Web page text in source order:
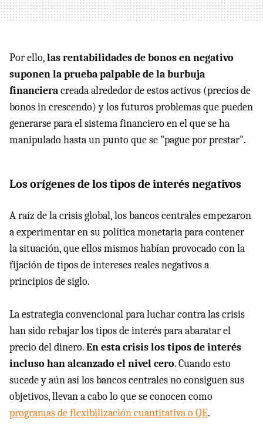
Por ello,las rentabilidades de bonos en negativo
suponen la prueba palpable de la burbuja
financieracreada alrededor de estos activos (precios de
bonos in crescendo) y los futuros problemas que pueden
generarse para el sistema financiero en el que se ha
manipulado hasta un punto que se "pague por prestar".
Los orígenes de los tipos de interés negativos
A raíz de la crisis global, los bancos centrales empezaron
a experimentar en su política monetaria para contener
la situación, que ellos mismos habían provocado con la
fijación de tipos de intereses reales negativos a
principios de siglo.
La estrategia convencional para luchar contra las crisis
han sido rebajar los tipos de interés para abaratar el
precio del dinero.En esta crisis los tipos de interés
incluso han alcanzado el nivel cero. Cuando esto
sucede y aún así los bancos centrales no consiguen sus
objetivos, llevan a cabo lo que se conocen como
programas de flexibilización cuantitativa o QE.